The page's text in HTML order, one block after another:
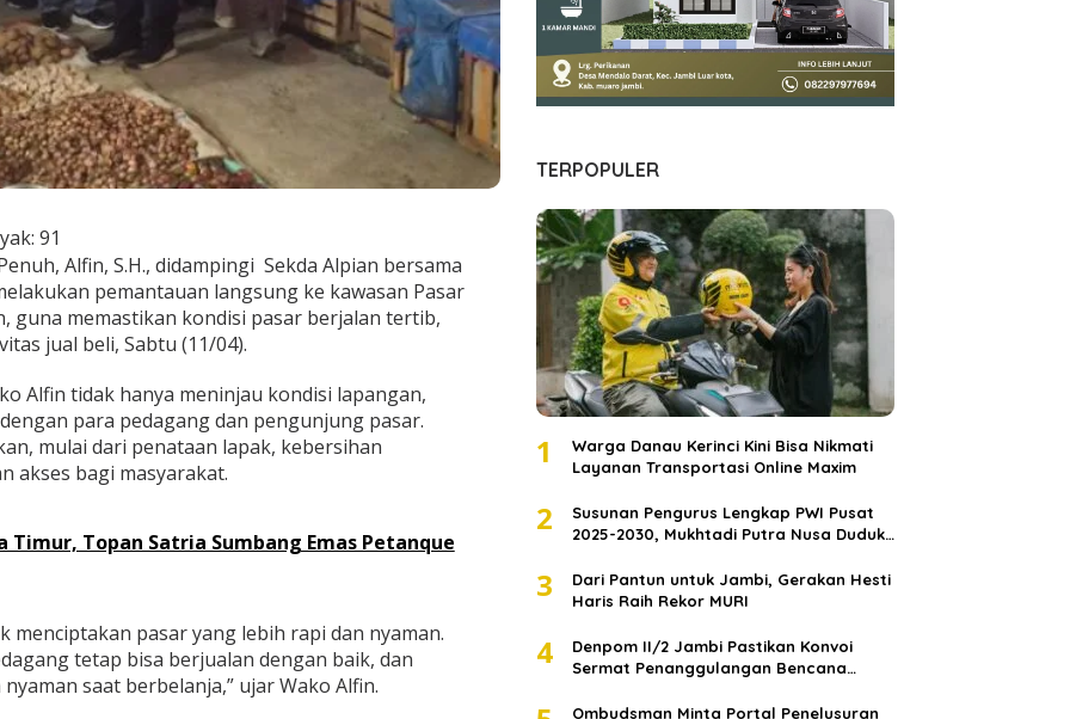
91
Alfin, S.H., didampingi Sekda Alpian bersama
pemantauan langsung ke kawasan Pasar
guna memastikan kondisi pasar berjalan tertib,
jual beli, Sabtu (11/04).
Alfin tidak hanya meninjau kondisi lapangan,
para pedagang dan pengunjung pasar.
mulai dari penataan lapak, kebersihan
akses bagi masyarakat.
Timur, Topan Satria Sumbang Emas Petanque
menciptakan pasar yang lebih rapi dan nyaman.
tetap bisa berjualan dengan baik, dan
saat berbelanja,” ujar Wako Alfin.
TERPOPULER
1
Warga Danau Kerinci Kini Bisa Nikmati
Layanan Transportasi Online Maxim
2
Susunan Pengurus Lengkap PWI Pusat
2025-2030, Mukhtadi Putra Nusa Duduki
3
Dari Pantun untuk Jambi, Gerakan Hesti
Haris Raih Rekor MURI
4
Denpom II/2 Jambi Pastikan Konvoi
Sermat Penanggulangan Bencana
Ombudsman Minta Portal Penelusuran